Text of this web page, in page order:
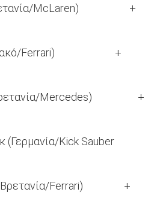
Βρετανία/McLaren) +
(Μονακό/Ferrari) +
Βρετανία/Mercedes) +
(Γερμανία/Kick Sauber
(Μ. Βρετανία/Ferrari) +